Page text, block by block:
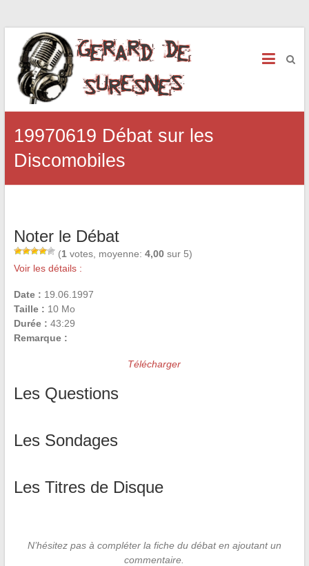
19970619 Débat sur les
Discomobiles
Noter le Débat
(1 votes, moyenne: 4,00sur 5)
Voir les détails :
Date : 19.06.1997
Taille : 10 Mo
Durée : 43:29
Remarque :
Télécharger
Les Questions
Les Sondages
Les Titres de Disque
N’hésitez pas à compléter la fiche du débat en ajoutant un
commentaire.